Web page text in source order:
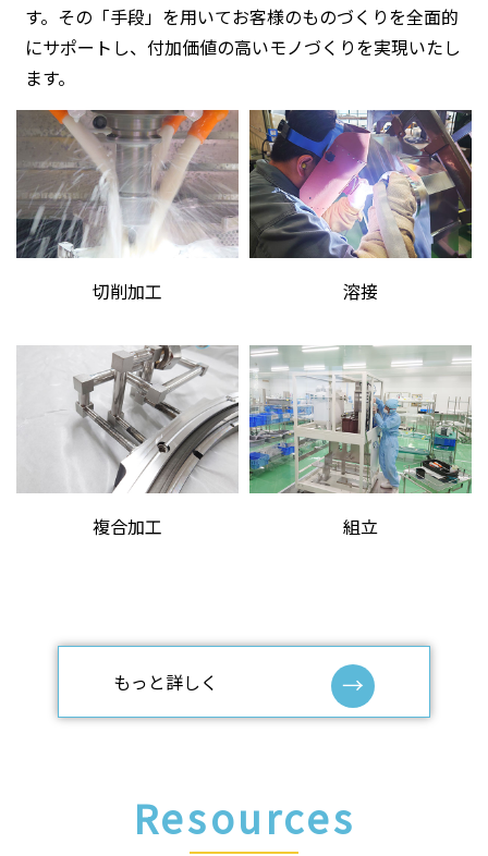
す。その「手段」を用いてお客様のものづくりを全面的
にサポートし、付加価値の高いモノづくりを実現いたし
ます。
切削加工 溶接
複合加工 組立
もっと詳しく
Resources